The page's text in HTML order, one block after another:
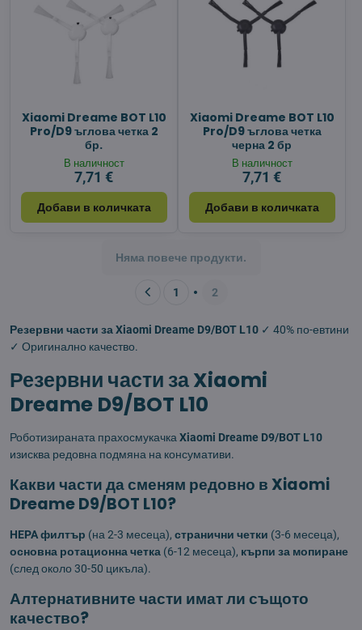
Xiaomi Dreame BOT L10
Pro/D9 ъглова четка 2
бр.
В наличност
7,71 €
Добави в количката
Xiaomi Dreame BOT L10
Pro/D9 ъглова четка
черна 2 бр
В наличност
7,71 €
Добави в количката
Няма повече продукти.
1 2
Резервни части за Xiaomi Dreame D9/BOT L10 ✓ 40% по-евтини
✓ Оригинално качество.
Резервни части за Xiaomi
Dreame D9/BOT L10
Роботизираната прахосмукачка Xiaomi Dreame D9/BOT L10
изисква редовна подмяна на консумативи.
Какви части да сменям редовно в Xiaomi
Dreame D9/BOT L10?
HEPA филтър (на 2-3 месеца), странични четки (3-6 месеца),
основна ротационна четка (6-12 месеца), кърпи за мопиране
(след около 30-50 цикъла).
Алтернативните части имат ли същото
качество?